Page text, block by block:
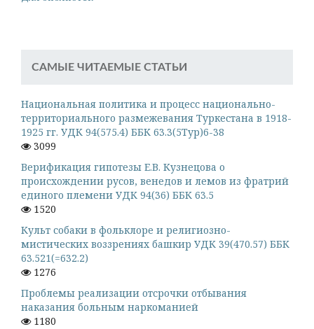
САМЫЕ ЧИТАЕМЫЕ СТАТЬИ
Национальная политика и процесс национально-
территориального размежевания Туркестана в 1918-
1925 гг. УДК 94(575.4) ББК 63.3(5Тур)6-38
3099
Верификация гипотезы Е.В. Кузнецова о
происхождении русов, венедов и лемов из фратрий
единого племени УДК 94(36) ББК 63.5
1520
Культ собаки в фольклоре и религиозно-
мистических воззрениях башкир УДК 39(470.57) ББК
63.521(=632.2)
1276
Проблемы реализации отсрочки отбывания
наказания больным наркоманией
1180